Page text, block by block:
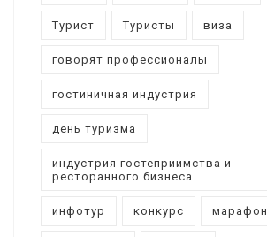
Турист Туристы виза
говорят профессионалы
гостиничная индустрия
день туризма
индустрия гостеприимства и
ресторанного бизнеса
инфотур конкурс марафон